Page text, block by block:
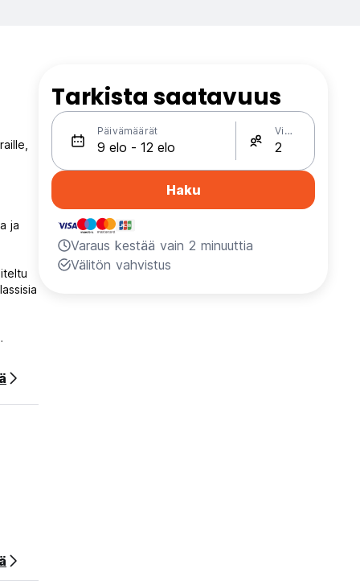
ja
Tarkista saatavuus
Päivämäärät Vieraat
Haku
Varaus kestää vain 2 minuuttia
Välitön vahvistus